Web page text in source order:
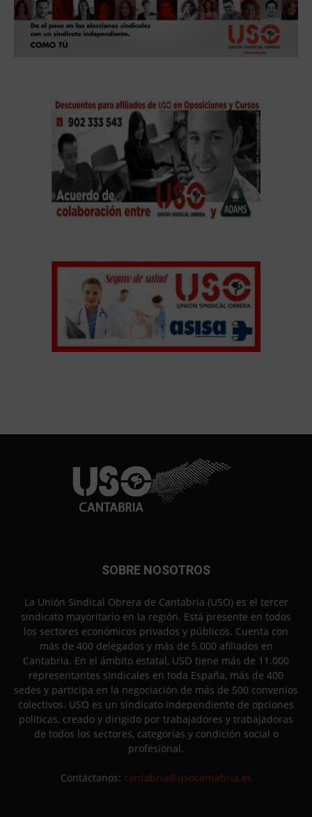
SOBRE NOSOTROS
La Unión Sindical Obrera de Cantabria (USO) es el tercer
sindicato mayoritario en la región. Está presente en todos
los sectores económicos privados y públicos. Cuenta con
más de 400 delegados y más de 5.000 afiliados en
Cantabria. En el ámbito estatal, USO tiene más de 11.000
representantes sindicales en toda España, más de 400
sedes y participa en la negociación de más de 500 convenios
colectivos. USO es un sindicato independiente de opciones
políticas, creado y dirigido por trabajadores y trabajadoras
de todos los sectores, categorías y condición social o
profesional.
Contáctanos: cantabria@usocantabria.es